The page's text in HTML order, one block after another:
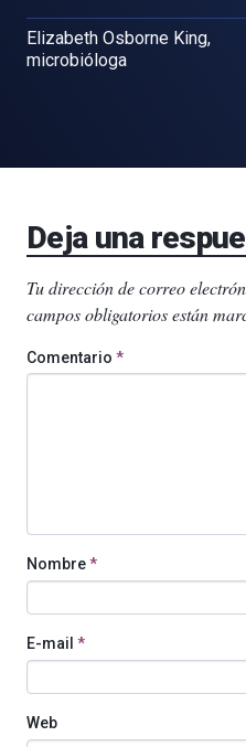
Elizabeth Osborne King,
microbióloga
Deja una
Tu dirección de correo
campos obligatorios están
Comentario *
Nombre*
E-mail *
Web